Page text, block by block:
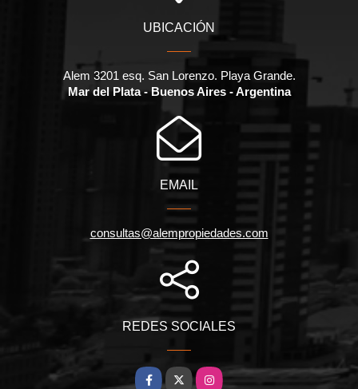
UBICACIÓN
Alem 3201 esq. San Lorenzo. Playa Grande.
Mar del Plata - Buenos Aires - Argentina
EMAIL
consultas@alempropiedades.com
REDES SOCIALES
Facebook
X Instagram